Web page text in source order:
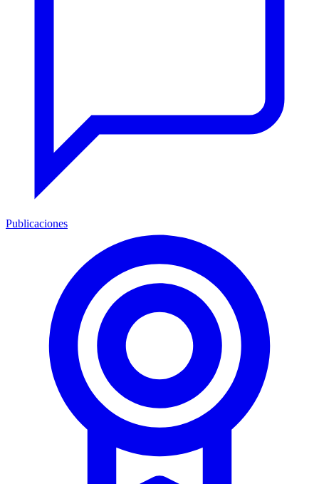
Publicaciones